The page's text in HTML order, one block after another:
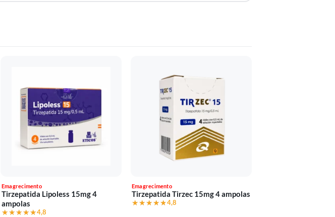
Emagrecimento
Tirzepatida Lipoless 15mg 4
ampolas
★★★★★
★★★★★4,8
Emagrecimento
Tirzepatida Tirzec 15mg 4 ampolas
★★★★★
★★★★★4,8